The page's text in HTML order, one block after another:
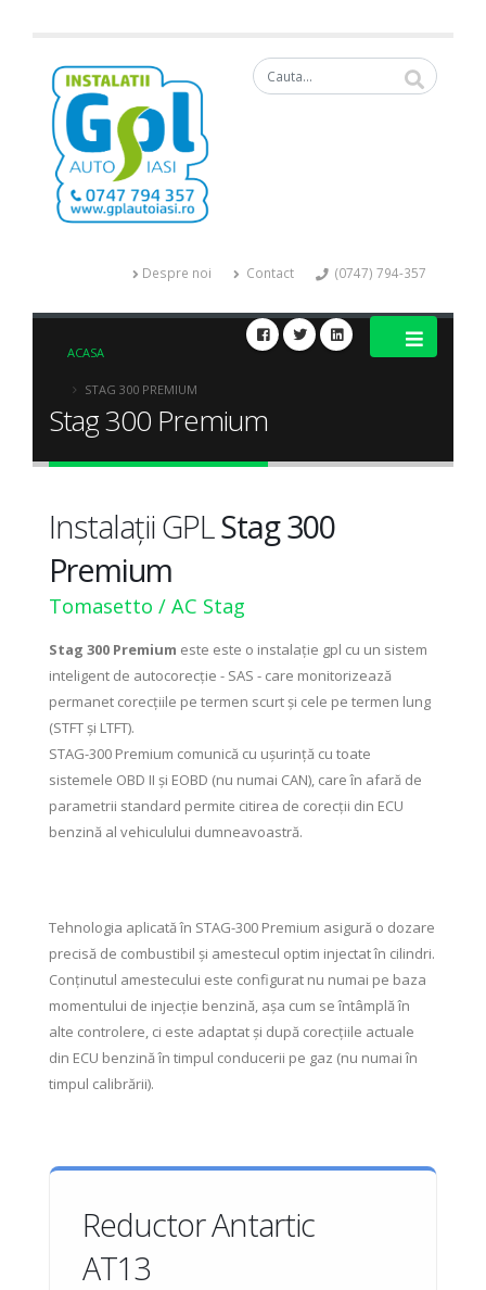
Despre noi Contact (0747) 794-357
ACASA
STAG 300 PREMIUM
Stag 300 Premium
Instalații GPLStag 300
Premium
Tomasetto / AC Stag
Stag 300 Premium este este o instalație gpl cu un sistem
inteligent de autocorecție - SAS - care monitorizează
permanet corecțiile pe termen scurt și cele pe termen lung
(STFT și LTFT).
STAG-300 Premium comunică cu ușurință cu toate
sistemele OBD II și EOBD (nu numai CAN), care în afară de
parametrii standard permite citirea de corecții din ECU
benzină al vehiculului dumneavoastră.
Tehnologia aplicată în STAG-300 Premium asigură o dozare
precisă de combustibil și amestecul optim injectat în cilindri.
Conținutul amestecului este configurat nu numai pe baza
momentului de injecție benzină, așa cum se întâmplă în
alte controlere, ci este adaptat și după corecțiile actuale
din ECU benzină în timpul conducerii pe gaz (nu numai în
timpul calibrării).
Reductor Antartic
AT13